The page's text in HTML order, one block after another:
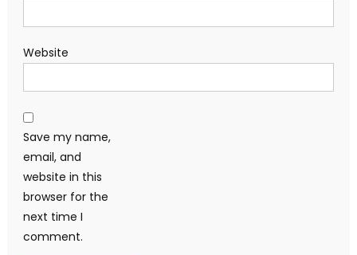
Website
Save my name,
email, and
website in this
browser for the
next time I
comment.